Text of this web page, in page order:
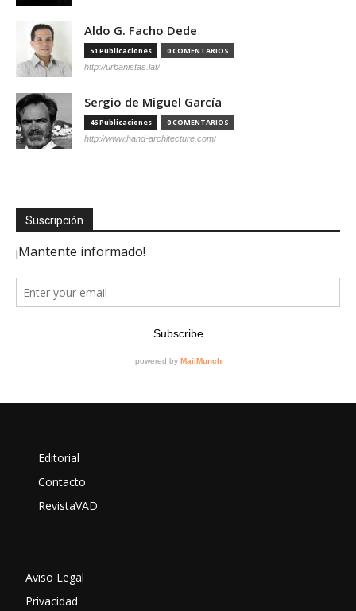
Aldo G. Facho Dede
51 Publicaciones 0 COMENTARIOS
http://urbanistas.lat/
Sergio de Miguel García
46 Publicaciones 0 COMENTARIOS
http://www.hand-architecture.com/
Suscripción
Editorial
Contacto
RevistaVAD
Aviso Legal
Privacidad